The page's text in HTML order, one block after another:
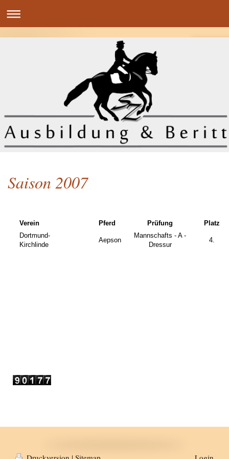
Saison 2007
Verein Pferd Prüfung
Platz
Dortmund-
Kirchlinde
Aepson
Mannschafts - A -
Dressur
4.